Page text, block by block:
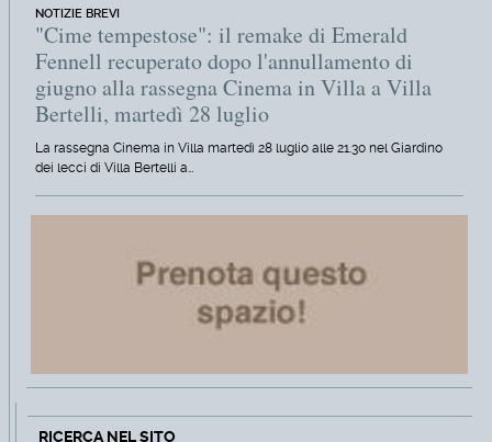
NOTIZIE BREVI
"Cime tempestose": il remake di Emerald
Fennell recuperato dopo l'annullamento di
giugno alla rassegna Cinema in Villa a Villa
Bertelli, martedì 28 luglio
La rassegna Cinema in Villa martedì 28 luglio alle 21.30 nel Giardino
dei lecci di Villa Bertelli a…
RICERCA NEL SITO